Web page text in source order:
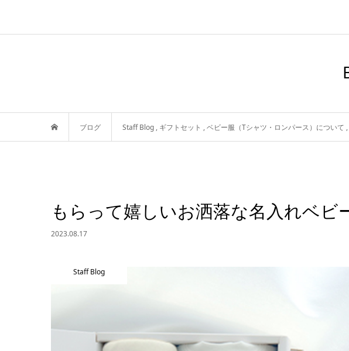
ブログ Staff Blog , ギフトセット ,ベビー服（Tシャツ・ロンパース）について ,
もらって嬉しいお洒落な名入れベビ
2023.08.17
Staff Blog